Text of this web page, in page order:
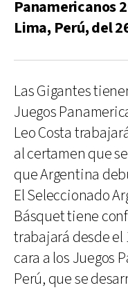
Panamericanos
Lima, Perú, del
Las Gigantes
Juegos
Leo Costa
al certamen que
que Argentina
El Seleccionado
Básquet tiene
trabajará desde el
cara a los Juegos
Perú, que se